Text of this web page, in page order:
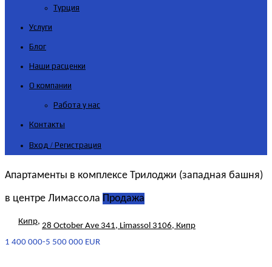
Турция
Услуги
Блог
Наши расценки
О компании
Работа у нас
Контакты
Вход / Регистрация
Апартаменты в комплексе Трилоджи (западная башня)
в центре Лимассола Продажа
Кипр, 28 October Ave 341, Limassol 3106, Кипр
1 400 000-5 500 000 EUR